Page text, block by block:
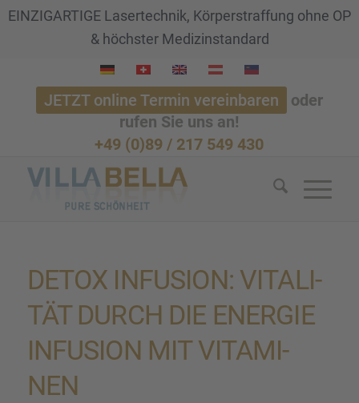
EINZIGARTIGE Lasertechnik, Körperstraffung ohne OP
& höchster Medizinstandard
JETZT online Termin vereinbaren
oder
rufen Sie uns an!
+49 (0)89 / 217 549 430
DETOX INFUSION: VITALI­
TÄT DURCH DIE ENERGIE
INFUSION MIT VITAMI­
NEN